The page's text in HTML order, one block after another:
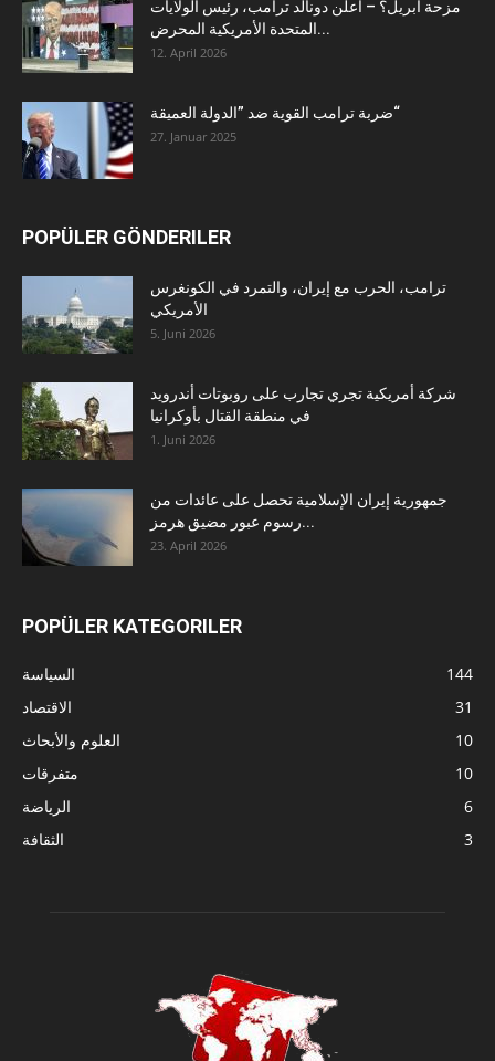
مزحة أبريل؟ – أعلن دونالد ترامب، رئيس الولايات
المتحدة الأمريكية المحرض...
12. April 2026
ضربة ترامب القوية ضد ”الدولة العميقة“
27. Januar 2025
POPÜLER GÖNDERILER
ترامب، الحرب مع إيران، والتمرد في الكونغرس
الأمريكي
5. Juni 2026
شركة أمريكية تجري تجارب على روبوتات أندرويد
في منطقة القتال بأوكرانيا
1. Juni 2026
جمهورية إيران الإسلامية تحصل على عائدات من
رسوم عبور مضيق هرمز...
23. April 2026
POPÜLER KATEGORILER
السياسة
144
الاقتصاد
31
العلوم والأبحاث
10
متفرقات
10
الرياضة
6
الثقافة
3